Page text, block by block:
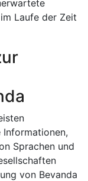
Laufe der Zeit
Sprachen und
von Bevanda